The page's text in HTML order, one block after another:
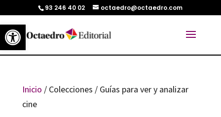
Abrir barra de herramientas
93 246 40 02 octaedro@octaedro.com
Inicio / Colecciones / Guías para ver y analizar
cine